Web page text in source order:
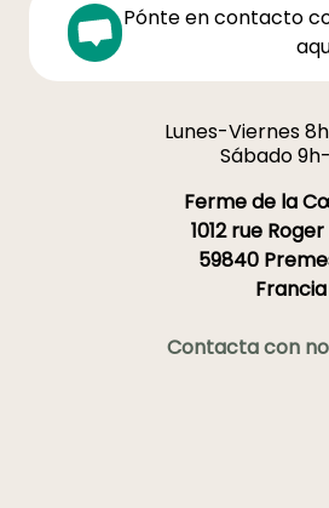
Pónte en contacto
Lunes-Viernes
Sábado
Ferme de la
1012 rue
59840
Francia
Contacta con